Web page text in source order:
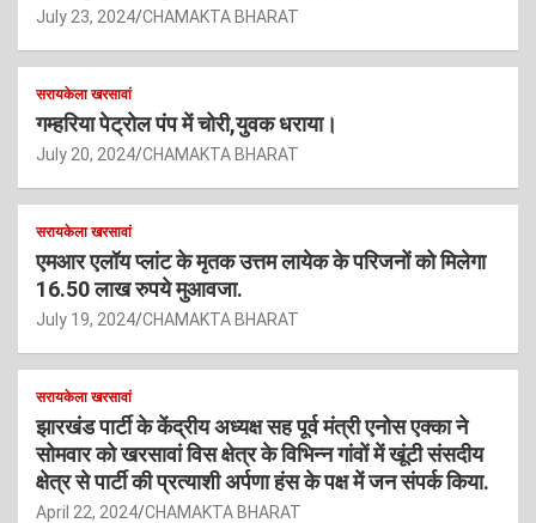
July 23, 2024 CHAMAKTA BHARAT
सरायकेला खरसावां
गम्हरिया पेट्रोल पंप में चोरी,युवक धराया।
July 20, 2024 CHAMAKTA BHARAT
सरायकेला खरसावां
एमआर एलॉय प्लांट के मृतक उत्तम लायेक के परिजनों को मिलेगा
16.50 लाख रुपये मुआवजा.
July 19, 2024 CHAMAKTA BHARAT
सरायकेला खरसावां
झारखंड पार्टी के केंद्रीय अध्यक्ष सह पूर्व मंत्री एनोस एक्का ने
सोमवार को खरसावां विस क्षेत्र के विभिन्न गांवों में खूंटी संसदीय
क्षेत्र से पार्टी की प्रत्याशी अर्पणा हंस के पक्ष में जन संपर्क किया.
April 22, 2024 CHAMAKTA BHARAT